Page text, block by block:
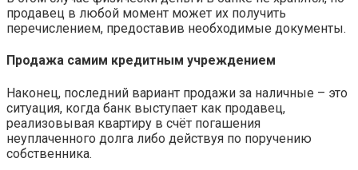
продавец в любой момент может их получить
перечислением, предоставив необходимые документы.
Продажа самим кредитным учреждением
Наконец, последний вариант продажи за наличные – это
ситуация, когда банк выступает как продавец,
реализовывая квартиру в счёт погашения
неуплаченного долга либо действуя по поручению
собственника.